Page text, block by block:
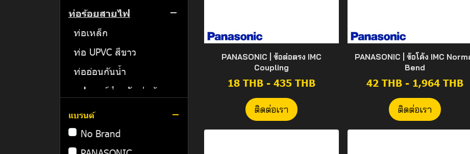
AC MCCB,MCB | เบรก
เกอร์ ไฟกระแสสลับ
MTS | เบรกเกอร์สลับไฟ
2 ทาง
สายไฟ THW
สายไฟ NYY
สายไฟ NYY-G
สายไฟ CV
สายไฟ CV-FD
สายไฟ VCT
สายไฟ VCT-G
สายไฟ คอนโทรล LIYCY
รางเคเบิ้ลเทรย์
รางเคเบิ้ลเเลดเดอร์
รางไวร์เวย์
พลูบ๊อกซ์
ท่อร้อยสายไฟ
ท่อเหล็ก
ท่อ UPVC สีขาว
ท่ออ่อนกันน้ำ
อุปกรณ์สำหรับท่อร้อย
แบรนด์
No Brand
PANASONIC | ข้อต่อตรง IMC
Coupling
18 THB- 435 THB
ติดต่อเรา
PANASONIC | ข้อโค้ง IMC
Bend
42 THB- 1,964 THB
ติดต่อเรา